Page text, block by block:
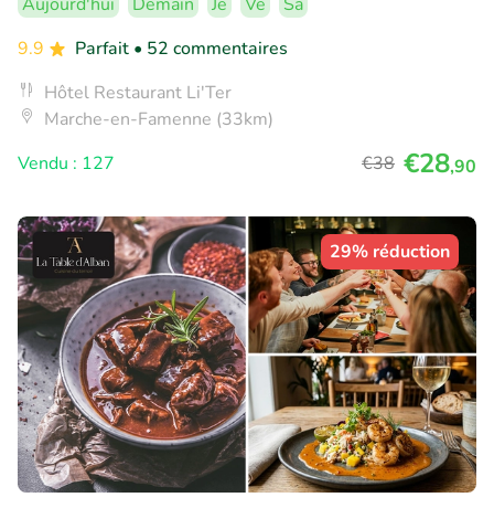
9.9
Parfait • 52 commentaires
Hôtel Restaurant Li'Ter
Marche-en-Famenne (33km)
Vendu : 127
€38 €28,90
29% réduction